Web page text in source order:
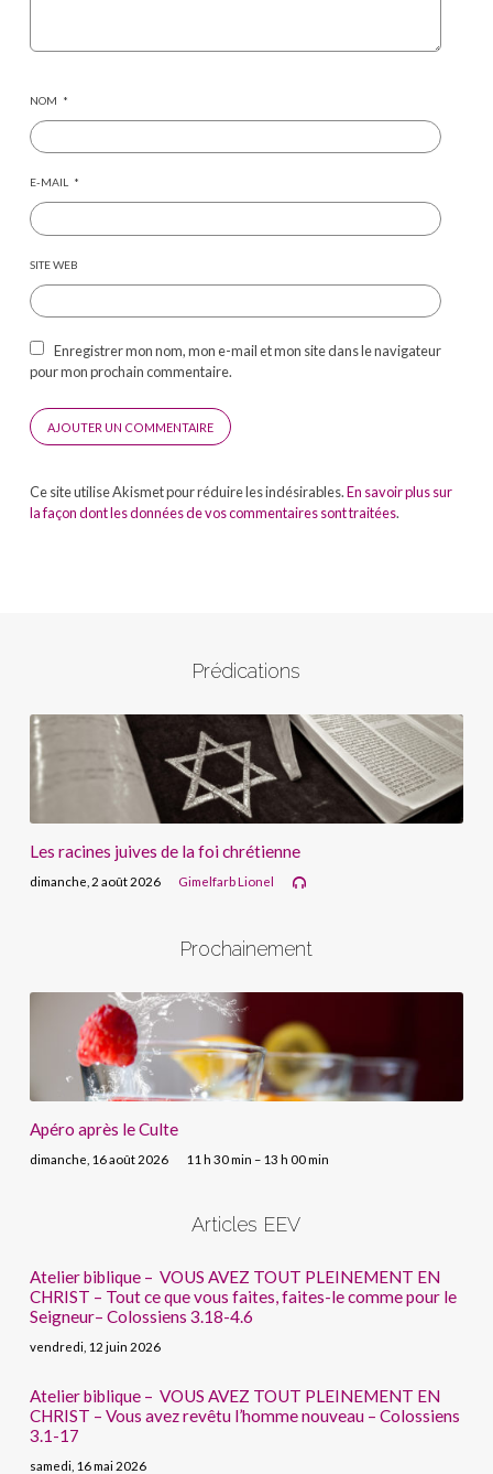
NOM *
E-MAIL *
SITE WEB
Enregistrer mon nom, mon e-mail et mon site dans le navigateur
pour mon prochain commentaire.
Ce site utilise Akismet pour réduire les indésirables.En savoir plus sur
la façon dont les données de vos commentaires sont traitées.
Prédications
Les racines juives de la foi chrétienne
dimanche, 2 août 2026 Gimelfarb Lionel
Prochainement
Apéro après le Culte
dimanche, 16 août 2026 11 h 30 min – 13 h 00 min
Articles EEV
Atelier biblique – VOUS AVEZ TOUT PLEINEMENT EN
CHRIST – Tout ce que vous faites, faites-le comme pour le
Seigneur– Colossiens 3.18-4.6
vendredi, 12 juin 2026
Atelier biblique – VOUS AVEZ TOUT PLEINEMENT EN
CHRIST – Vous avez revêtu l’homme nouveau – Colossiens
3.1-17
samedi, 16 mai 2026